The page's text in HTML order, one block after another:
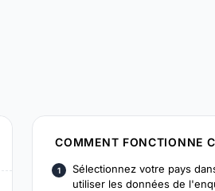
COMMENT FONCTIONNE
Sélectionnez votre pays
utiliser les données de